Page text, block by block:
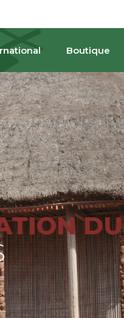
Boutique
DU